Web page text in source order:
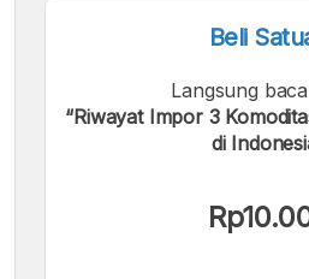
Beli
Langsung
“Riwayat Impor 3
di
Kami menerima